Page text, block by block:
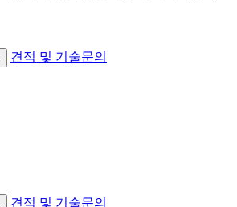
견적 및 기술문의
견적 및 기술문의